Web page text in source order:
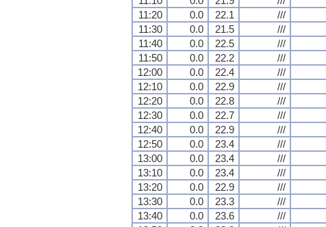
11:20
0.0 22.1 ///
11:30
0.0 21.5 ///
11:40
0.0 22.5 ///
11:50
0.0 22.2 ///
12:00
0.0 22.4 ///
12:10
0.0 22.9 ///
12:20
0.0 22.8 ///
12:30
0.0 22.7 ///
12:40
0.0 22.9 ///
12:50
0.0 23.4 ///
13:00
0.0 23.4 ///
13:10
0.0 23.4 ///
13:20
0.0 22.9 ///
13:30
0.0 23.3 ///
13:40
0.0 23.6 ///